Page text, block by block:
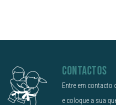
CONTACTOS
Entre em contacto
e coloque a sua